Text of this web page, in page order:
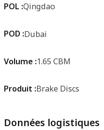
POL :Qingdao
POD :Dubai
Volume :1.65 CBM
Produit :Brake Discs
Données logistiques